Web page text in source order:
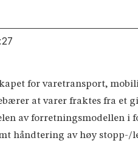
for varetransport,
at varer fraktes fra et
av forretningsmodellen
håndtering av høy stopp-/